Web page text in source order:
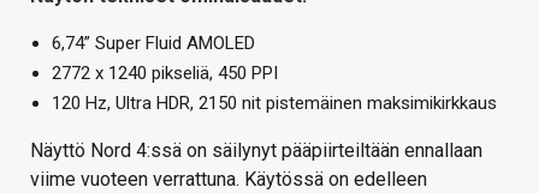
6,74” Super Fluid AMOLED
2772 x 1240 pikseliä, 450 PPI
120 Hz, Ultra HDR, 2150 nit pistemäinen maksimikirkkaus
Näyttö Nord 4:ssä on säilynyt pääpiirteiltään ennallaan
viime vuoteen verrattuna. Käytössä on edelleen